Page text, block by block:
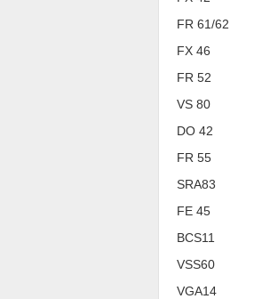
FR 61/62
FX 46
FR 52
VS 80
DO 42
FR 55
SRA83
FE 45
BCS11
VSS60
VGA14